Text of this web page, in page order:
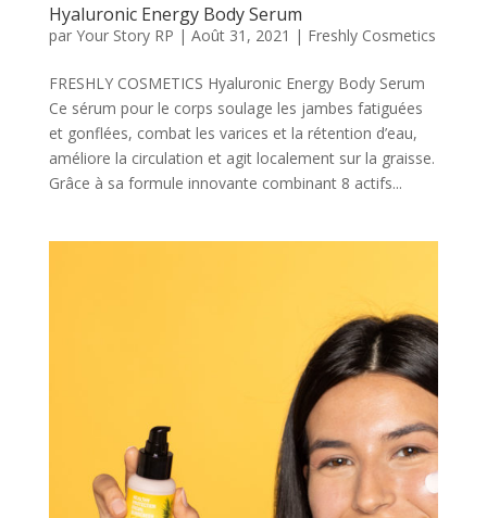
Hyaluronic Energy Body Serum
par Your Story RP | Août 31, 2021 | Freshly Cosmetics
FRESHLY COSMETICS Hyaluronic Energy Body Serum
Ce sérum pour le corps soulage les jambes fatiguées
et gonflées, combat les varices et la rétention d’eau,
améliore la circulation et agit localement sur la graisse.
Grâce à sa formule innovante combinant 8 actifs...